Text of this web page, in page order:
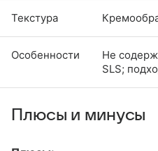
Текстура
Особенности
Не
SLS;
Плюсы и минусы